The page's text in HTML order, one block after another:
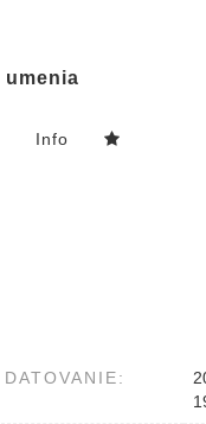
umenia
Info
DATOVANIE: